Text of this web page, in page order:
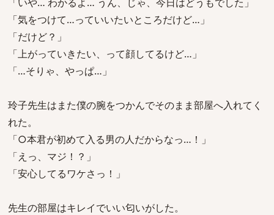
「気をつけて…っていいたいところだけど…」
「だけど？」
「上がっていきたい、って顔してるけど…」
「…そりゃ、やっぱ…」
玲子先生はまた僕の腕をつかんでそのまま部屋へ入れてく
れた。
「○本君が初めて入る男の人だからなっ…！」
「えっ、マジ！？」
「安心してるワケさっ！」
先生の部屋はキレイでいい匂いがした。